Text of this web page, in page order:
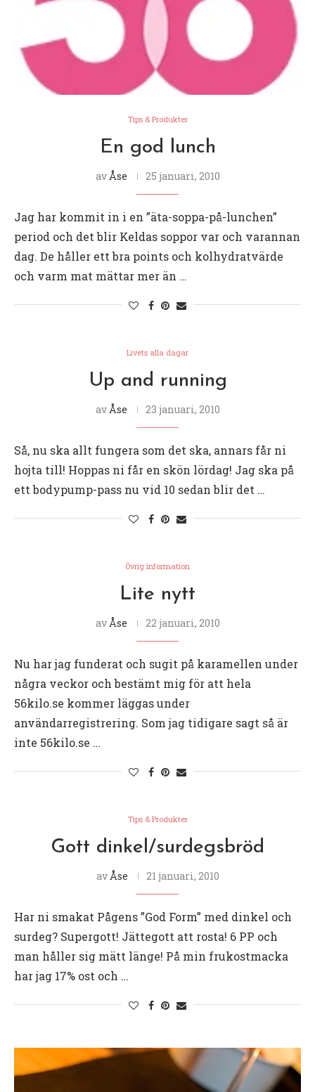
Tips & Produkter
En god lunch
av Åse 25 januari, 2010
Jag har kommit in i en ”äta-soppa-på-lunchen”
period och det blir Keldas soppor var och varannan
dag. De håller ett bra points och kolhydratvärde
och varm mat mättar mer än …
Livets alla dagar
Up and running
av Åse 23 januari, 2010
Så, nu ska allt fungera som det ska, annars får ni
hojta till! Hoppas ni får en skön lördag! Jag ska på
ett bodypump-pass nu vid 10 sedan blir det …
Övrig information
Lite nytt
av Åse 22 januari, 2010
Nu har jag funderat och sugit på karamellen under
några veckor och bestämt mig för att hela
56kilo.se kommer läggas under
användarregistrering. Som jag tidigare sagt så är
inte 56kilo.se …
Tips & Produkter
Gott dinkel/surdegsbröd
av Åse 21 januari, 2010
Har ni smakat Pågens ”God Form” med dinkel och
surdeg? Supergott! Jättegott att rosta! 6 PP och
man håller sig mätt länge! På min frukostmacka
har jag 17% ost och …